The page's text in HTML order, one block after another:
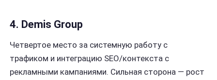
4. Demis Group
Четвертое место за системную работу с
трафиком и интеграцию SEO/контекста с
рекламными кампаниями. Сильная сторона — рост